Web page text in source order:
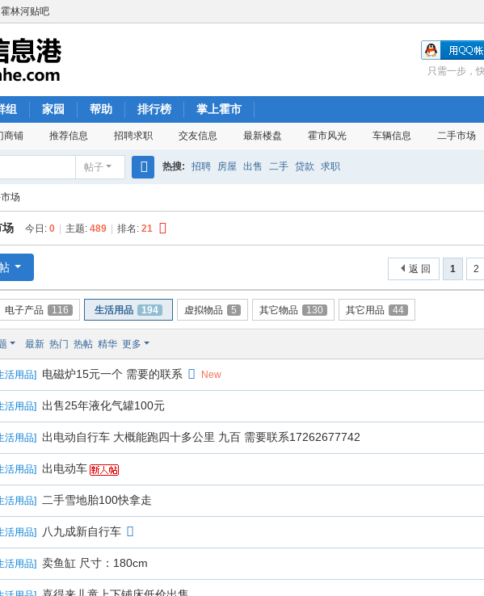
霍林河贴吧
只需一步，
组 家园 帮助 排行榜 掌上霍市
商铺 推荐信息 招聘求职 交友信息 最新楼盘 霍市风光 车辆信息 二手市场
帖子
索
热搜: 招聘 房屋 出售 二手 贷款 求职
场
场 今日: 0 主题: 489 排名: 21
1 2
返 回
电子产品 116 生活用品 194 虚拟物品 5 其它物品 130 其它用品 44
最新 热门 热帖 精华 更多
活用品] 电磁炉15元一个 需要的联系 New
活用品] 出售25年液化气罐100元
活用品] 出电动自行车 大概能跑四十多公里 九百 需要联系17262677742
活用品] 出电动车
活用品] 二手雪地胎100快拿走
活用品] 八九成新自行车
活用品] 卖鱼缸 尺寸：180cm